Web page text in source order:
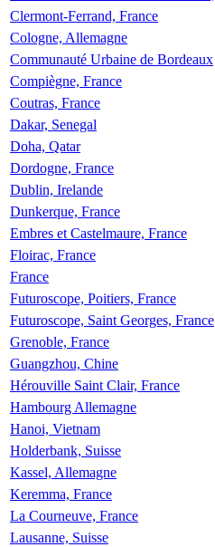
Clermont-Ferrand, France
Cologne, Allemagne
Communauté Urbaine de Bordeaux
Compiègne, France
Coutras, France
Dakar, Senegal
Doha, Qatar
Dordogne, France
Dublin, Irelande
Dunkerque, France
Embres et Castelmaure, France
Floirac, France
France
Futuroscope, Poitiers, France
Futuroscope, Saint Georges, France
Grenoble, France
Guangzhou, Chine
Hérouville Saint Clair, France
Hambourg Allemagne
Hanoi, Vietnam
Holderbank, Suisse
Kassel, Allemagne
Keremma, France
La Courneuve, France
Lausanne, Suisse